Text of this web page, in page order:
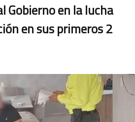
Gobierno en la lucha
en sus primeros 2